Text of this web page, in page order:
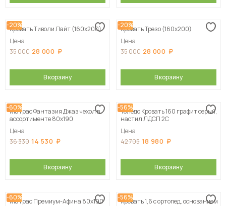
-20%
Кровать Тиволи Лайт (160х200)
Цена
35 000 28 000
В корзину
-20%
Кровать Трезо (160х200)
Цена
35 000 28 000
В корзину
-60%
Матрас Фантазия Джаз чехол в
ассортименте 80х190
Цена
36 330 14 530
В корзину
-56%
Толедо Кровать 160 графит серый,
настил ЛДСП 2С
Цена
42 705 18 980
В корзину
-60%
Матрас Премиум-Афина 80х190 -56%
Кровать 1,6 с ортопед. основанием